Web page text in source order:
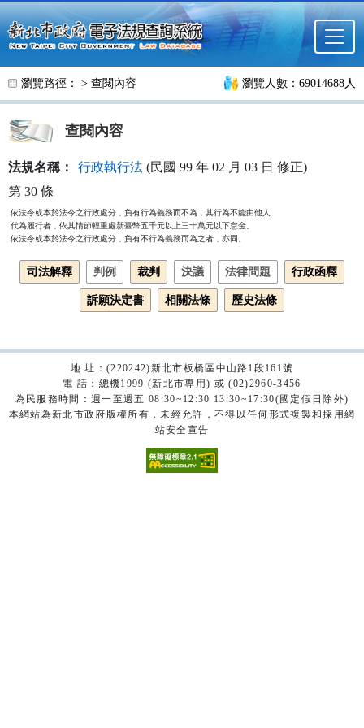
跳至主要內容
瀏覽路徑： > 查閱內容 瀏覽人數：69014688人
查閱內容
法規名稱： 行政執行法 (民國 99 年 02 月 03 日 修正)
第 30 條
依法令或本於法令之行政處分，負有行為義務而不為，其行為不能由他人
代為履行者，依其情節輕重處新臺幣五千元以上三十萬元以下怠金。
依法令或本於法令之行政處分，負有不行為義務而為之者，亦同。
司法解釋 判例 裁判 決議 法律問題 行政函釋
訴願決定書 相關法條 歷史法條
地 址：(220242)新北市板橋區中山路1段161號
電 話：總機1999 (新北市專用) 或 (02)2960-3456
為民服務時間：週一至週五 08:30~12:30 13:30~17:30(國定假日除外)
本網站為新北市政府版權所有，未經允許，不得以任何形式複製和採用網
站安全宣告